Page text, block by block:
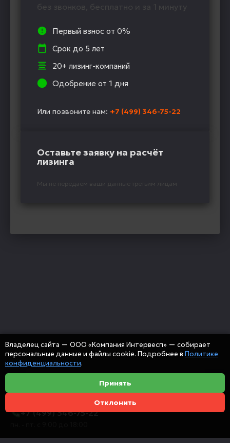
без звонков, бесплатно и за 1 минуту
Первый взнос от 0%
Срок до 5 лет
20+ лизинг-компаний
Одобрение от 1 дня
Или позвоните нам: +7 (499) 346-75-22
Оставьте заявку на расчёт
лизинга
Мы не передаём ваши данные третьим лицам
+7 (499) 346-75-22
Владелец сайта — ООО «Компания Интервесп» — собирает
персональные данные и файлы cookie. Подробнее в Политике
конфиденциальности.
Принять
Отклонить